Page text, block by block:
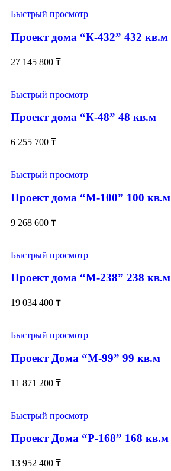
Быстрый просмотр
Проект дома “К-432” 432 кв.м
27 145 800 ₸
Быстрый просмотр
Проект дома “К-48” 48 кв.м
6 255 700 ₸
Быстрый просмотр
Проект дома “М-100” 100 кв.м
9 268 600 ₸
Быстрый просмотр
Проект дома “М-238” 238 кв.м
19 034 400 ₸
Быстрый просмотр
Проект Дома “М-99” 99 кв.м
11 871 200 ₸
Быстрый просмотр
Проект Дома “Р-168” 168 кв.м
13 952 400 ₸